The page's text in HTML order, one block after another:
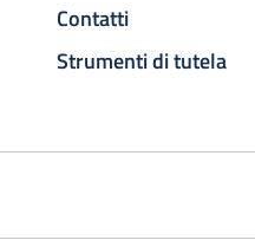
Contatti
Strumenti di tutela